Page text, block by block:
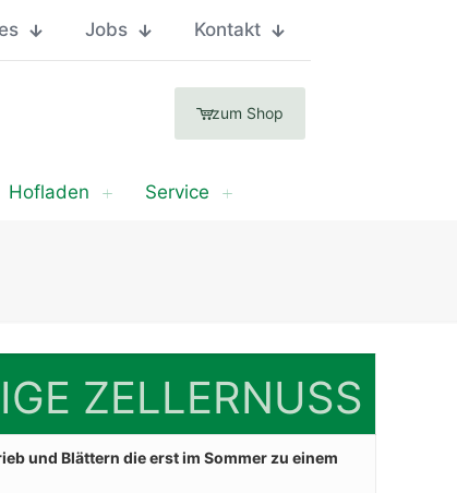
Jobs Kontakt
zum Shop
Hofladen Service
ZELLERNUSS
und Blättern die erst im Sommer zu einem